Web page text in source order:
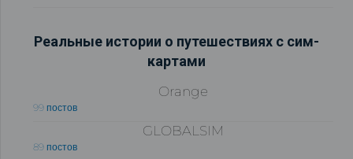
Реальные истории о путешествиях с сим-
картами
Orange
99 постов
GLOBALSIM
89 постов